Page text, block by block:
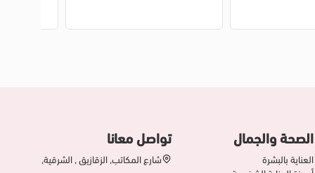
الصحة والجمال
العناية بالبشرة
تواصل معانا
شارع المكاتب, الزقازيق , الشرقية,